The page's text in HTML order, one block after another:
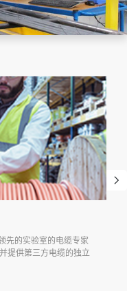
先的实验室的电缆专家
提供第三方电缆的独立